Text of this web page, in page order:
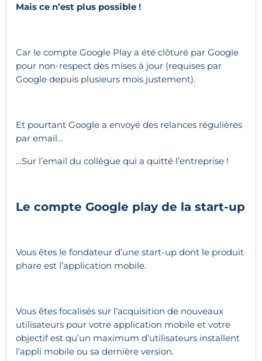
Mais ce n’est plus possible !
Car le compte Google Play a été clôturé par Google
pour non-respect des mises à jour (requises par
Google depuis plusieurs mois justement).
Et pourtant Google a envoyé des relances régulières
par email…
…Sur l’email du collègue qui a quitté l’entreprise !
Le compte Google play de la start-up
Vous êtes le fondateur d’une start-up dont le produit
phare est l’application mobile.
Vous êtes focalisés sur l’acquisition de nouveaux
utilisateurs pour votre application mobile et votre
objectif est qu’un maximum d’utilisateurs installent
l’appli mobile ou sa dernière version.